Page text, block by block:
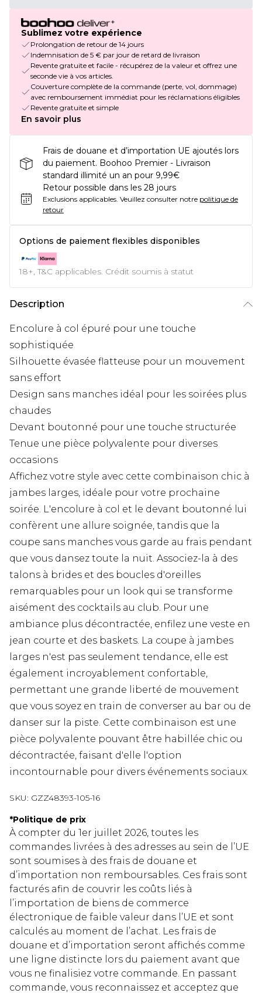
Sublimez votre expérience
Prolongation de retour de 14 jours
Indemnisation de 5 € par jour de retard de livraison
Revente gratuite et facile - récupérez de la valeur et offrez une
seconde vie à vos articles.
Couverture complète de la commande (perte, vol, dommage)
avec remboursement immédiat pour les réclamations éligibles
Revente gratuite et simple
En savoir plus
Frais de douane et d’importation UE ajoutés lors
du paiement. Boohoo Premier - Livraison
standard illimité un an pour 9,99€
Retour possible dans les 28 jours
Exclusions applicables. Veuillez consulter notre politique de
retour
Options de paiement flexibles disponibles
18+, T&C applicables. Crédit soumis à statut
Description
Encolure à col épuré pour une touche
sophistiquée
Silhouette évasée flatteuse pour un mouvement
sans effort
Design sans manches idéal pour les soirées plus
chaudes
Devant boutonné pour une touche structurée
Tenue une pièce polyvalente pour diverses
occasions
Affichez votre style avec cette combinaison chic à
jambes larges, idéale pour votre prochaine
soirée. L'encolure à col et le devant boutonné lui
confèrent une allure soignée, tandis que la
coupe sans manches vous garde au frais pendant
que vous dansez toute la nuit. Associez-la à des
talons à brides et des boucles d'oreilles
remarquables pour un look qui se transforme
aisément des cocktails au club. Pour une
ambiance plus décontractée, enfilez une veste en
jean courte et des baskets. La coupe à jambes
larges n'est pas seulement tendance, elle est
également incroyablement confortable,
permettant une grande liberté de mouvement
que vous soyez en train de converser au bar ou de
danser sur la piste. Cette combinaison est une
pièce polyvalente pouvant être habillée chic ou
décontractée, faisant d'elle l'option
incontournable pour divers événements sociaux.
SKU: GZZ48393-105-16
*Politique de prix
À compter du 1er juillet 2026, toutes les
commandes livrées à des adresses au sein de l’UE
sont soumises à des frais de douane et
d’importation non remboursables. Ces frais sont
facturés afin de couvrir les coûts liés à
l’importation de biens de commerce
électronique de faible valeur dans l’UE et sont
calculés au moment de l’achat. Les frais de
douane et d’importation seront affichés comme
une ligne distincte lors du paiement avant que
vous ne finalisiez votre commande. En passant
commande, vous reconnaissez et acceptez que